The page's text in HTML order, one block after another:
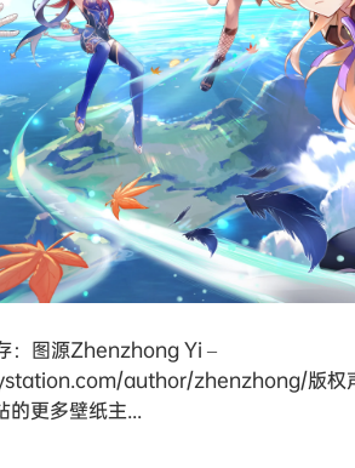
：图源Zhenzhong Yi –
author/zhenzhong/版权
更多壁纸主...